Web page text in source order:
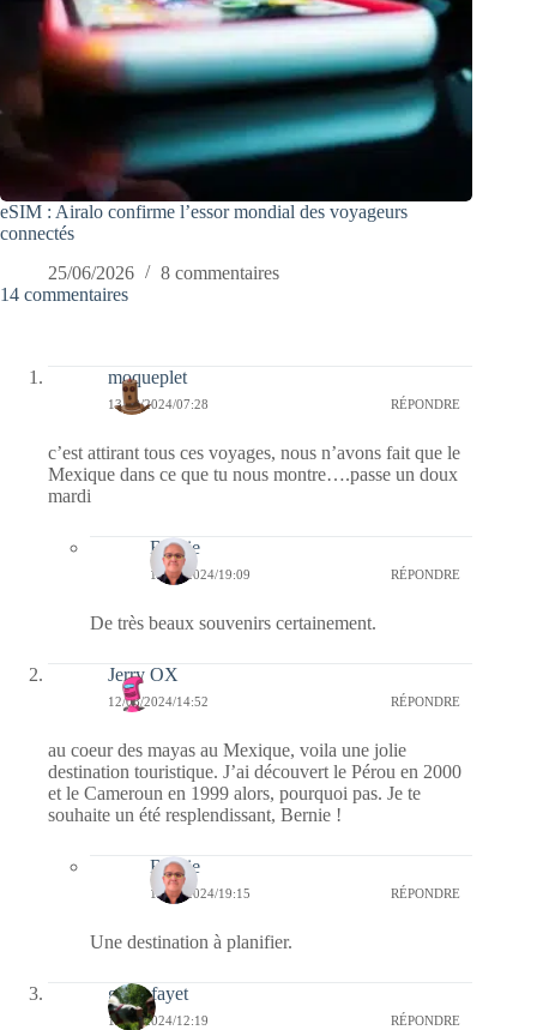
eSIM : Airalo confirme l’essor mondial des voyageurs
connectés
25/06/2026
8 commentaires
14 commentaires
moqueplet
13/08/2024/07:28 RÉPONDRE
c’est attirant tous ces voyages, nous n’avons fait que le
Mexique dans ce que tu nous montre….passe un doux
mardi
Bernie
13/08/2024/19:09 RÉPONDRE
De très beaux souvenirs certainement.
Jerry OX
12/08/2024/14:52 RÉPONDRE
au coeur des mayas au Mexique, voila une jolie
destination touristique. J’ai découvert le Pérou en 2000
et le Cameroun en 1999 alors, pourquoi pas. Je te
souhaite un été resplendissant, Bernie !
Bernie
13/08/2024/19:15 RÉPONDRE
Une destination à planifier.
giselefayet
10/08/2024/12:19 RÉPONDRE